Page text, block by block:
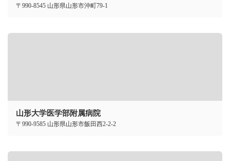
〒990-8545 山形県山形市沖町79-1
山形大学医学部附属病院
〒990-9585 山形県山形市飯田西2-2-2